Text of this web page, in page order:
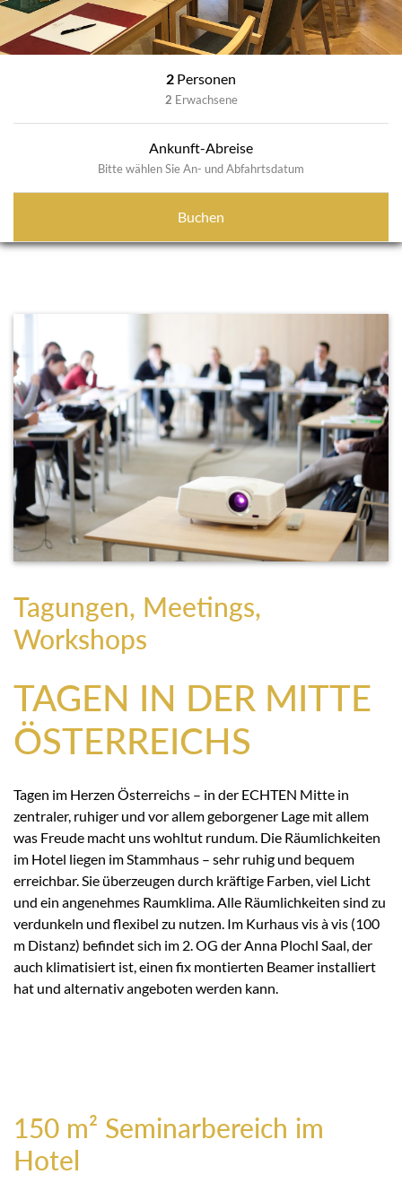
2 Personen
2 Erwachsene
Ankunft-Abreise
Bitte wählen Sie An- und Abfahrtsdatum
Buchen
Tagungen, Meetings,
Workshops
TAGEN IN DER MITTE
ÖSTERREICHS
Tagen im Herzen Österreichs – in der ECHTEN Mitte in
zentraler, ruhiger und vor allem geborgener Lage mit allem
was Freude macht uns wohltut rundum. Die Räumlichkeiten
im Hotel liegen im Stammhaus – sehr ruhig und bequem
erreichbar. Sie überzeugen durch kräftige Farben, viel Licht
und ein angenehmes Raumklima. Alle Räumlichkeiten sind zu
verdunkeln und flexibel zu nutzen. Im Kurhaus vis à vis (100
m Distanz) befindet sich im 2. OG der Anna Plochl Saal, der
auch klimatisiert ist, einen fix montierten Beamer installiert
hat und alternativ angeboten werden kann.
150 m² Seminarbereich im
Hotel